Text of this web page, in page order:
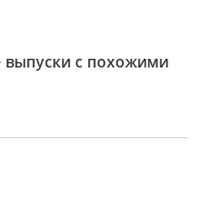
выпуски с похожими